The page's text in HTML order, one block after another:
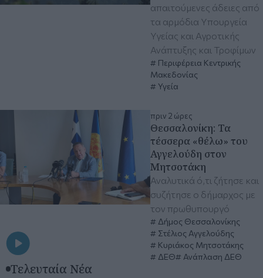
απαιτούμενες άδειες από
τα αρμόδια Υπουργεία
Υγείας και Αγροτικής
Ανάπτυξης και Τροφίμων
Περιφέρεια Κεντρικής
Μακεδονίας
Υγεία
πριν 2 ώρες
Θεσσαλονίκη: Τα
τέσσερα «θέλω» του
Αγγελούδη στον
Μητσοτάκη
Αναλυτικά ό,τι ζήτησε και
συζήτησε ο δήμαρχος με
τον πρωθυπουργό
Δήμος Θεσσαλονίκης
Στέλιος Αγγελούδης
Κυριάκος Μητσοτάκης
ΔΕΘ
Ανάπλαση ΔΕΘ
Τελευταία Νέα